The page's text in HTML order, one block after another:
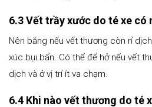
6.3 Vết trầy xước do té xe có
Nên băng nếu vết thương còn rỉ
xúc bụi bẩn. Có thể để hở nếu vết
dịch và ở vị trí ít va chạm.
6.4 Khi nào vết thương do té